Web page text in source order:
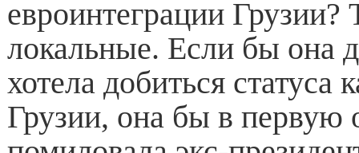
евроинтеграции Грузии?
локальные. Если бы она
хотела добиться статуса
Грузии, она бы в первую